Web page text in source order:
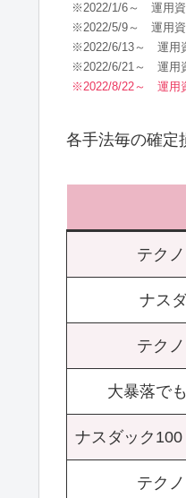
※2022/1/6～ 運用資
※2022/5/9～ 運用資
※2022/6/13～ 運用
※2022/6/21～ 運用
※2022/8/22～ 運用
各手法毎の確定
テク
ナス
テク
大暴落で
ナスダック
テク